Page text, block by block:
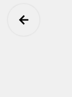
Ga